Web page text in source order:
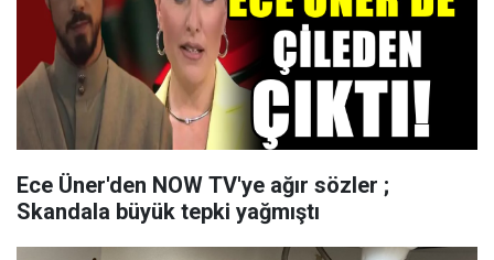
Ece Üner'den NOW TV'ye ağır sözler ;
Skandala büyük tepki yağmıştı